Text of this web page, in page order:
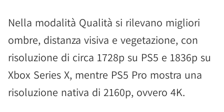
Nella modalità Qualità si rilevano migliori
ombre, distanza visiva e vegetazione, con
risoluzione di circa 1728p su PS5 e 1836p su
Xbox Series X, mentre PS5 Pro mostra una
risoluzione nativa di 2160p, ovvero 4K.